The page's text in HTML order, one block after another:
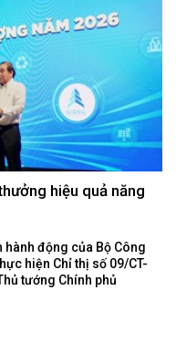
hiệu quả năng
hành động của Bộ Công
hiện Chỉ thị số 09/CT-
tướng Chính phủ